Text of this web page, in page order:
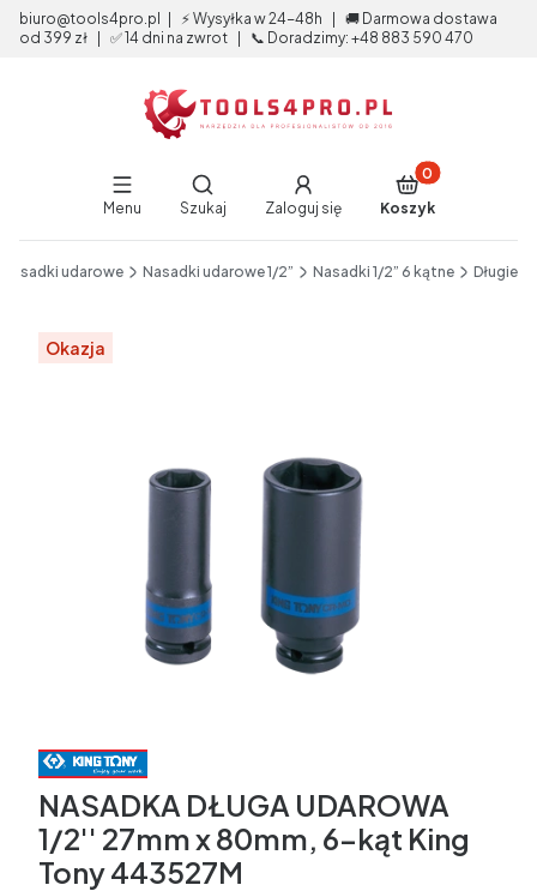
biuro@tools4pro.pl | ⚡ Wysyłka w 24-48h | 🚚 Darmowa dostawa
od 399 zł | ✅ 14 dni na zwrot | 📞 Doradzimy: +48 883 590 470
Menu
Otwórz wyszukiwarkę
Szukaj Zaloguj się
Produkty w
Koszyk
Nasadki udarowe Nasadki udarowe 1/2” Nasadki 1/2” 6 kątne Długie
Etykiety
Okazja
NASADKA DŁUGA UDAROWA
1/2'' 27mm x 80mm, 6-kąt King
Tony 443527M